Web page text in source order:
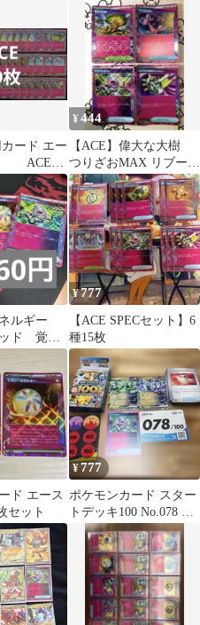
ード エー
ACE
売り オ
¥444
【ACE】偉大な大樹
つりざおMAX リブート
ポッド 回収サイクロ
ン R
ルギー
ド 覚醒
¥777
【ACE SPECセット】6
種15枚
ド エース
セット
¥777
ポケモンカード スター
トデッキ100 No.078 開
封済